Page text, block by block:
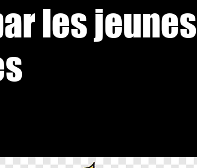
les jeunes